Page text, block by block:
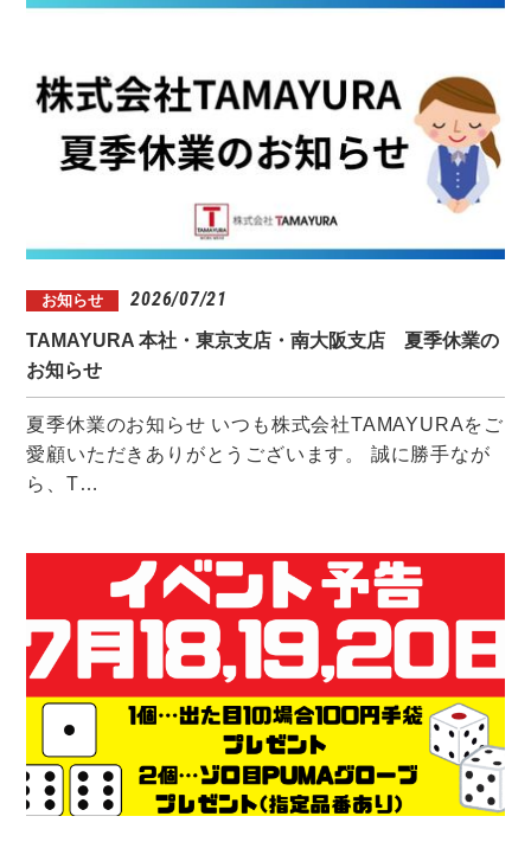
お知らせ 2026/07/21
TAMAYURA 本社・東京支店・南大阪支店 夏季休業の
お知らせ
夏季休業のお知らせ いつも株式会社TAMAYURAをご
愛顧いただきありがとうございます。 誠に勝手なが
ら、T…